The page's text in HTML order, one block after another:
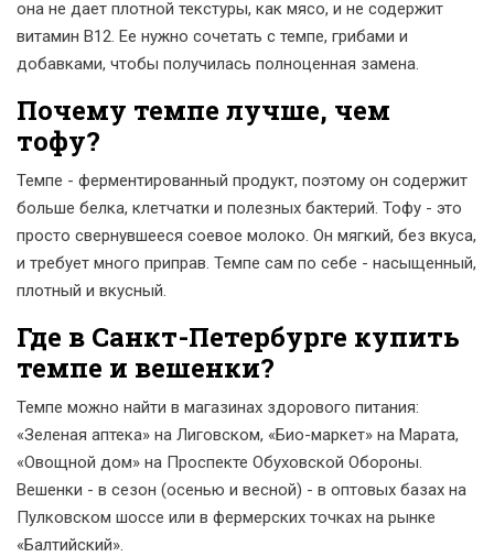
она не дает плотной текстуры, как мясо, и не содержит
витамин B12. Ее нужно сочетать с темпе, грибами и
добавками, чтобы получилась полноценная замена.
Почему темпе лучше, чем
тофу?
Темпе - ферментированный продукт, поэтому он содержит
больше белка, клетчатки и полезных бактерий. Тофу - это
просто свернувшееся соевое молоко. Он мягкий, без вкуса,
и требует много приправ. Темпе сам по себе - насыщенный,
плотный и вкусный.
Где в Санкт-Петербурге купить
темпе и вешенки?
Темпе можно найти в магазинах здорового питания:
«Зеленая аптека» на Лиговском, «Био-маркет» на Марата,
«Овощной дом» на Проспекте Обуховской Обороны.
Вешенки - в сезон (осенью и весной) - в оптовых базах на
Пулковском шоссе или в фермерских точках на рынке
«Балтийский».